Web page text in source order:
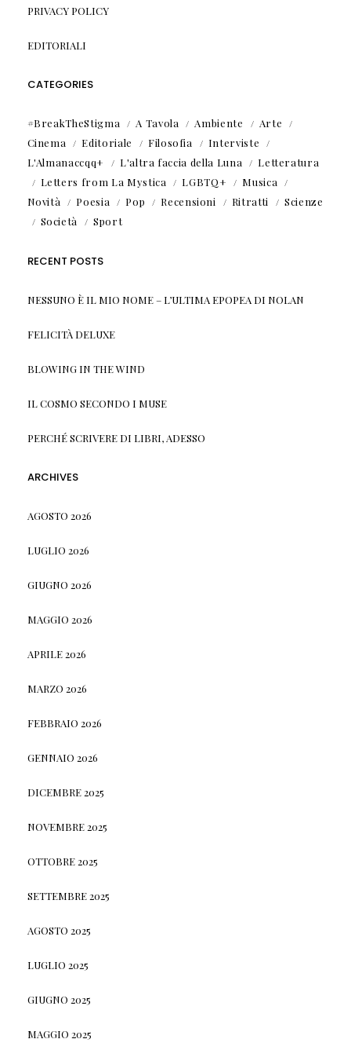
PRIVACY POLICY
EDITORIALI
CATEGORIES
#BreakTheStigma A Tavola Ambiente
Arte
Cinema
Editoriale Filosofia
Interviste
L'Almanaccqq+
L'altra faccia della Luna
Letteratura
Letters from La Mystica
LGBTQ+
Musica
Novità
Poesia Pop Recensioni Ritratti
Scienze
Società
Sport
RECENT POSTS
NESSUNO È IL MIO NOME – L’ULTIMA EPOPEA DI NOLAN
FELICITÀ DELUXE
BLOWING IN THE WIND
IL COSMO SECONDO I MUSE
PERCHÉ SCRIVERE DI LIBRI, ADESSO
ARCHIVES
AGOSTO 2026
LUGLIO 2026
GIUGNO 2026
MAGGIO 2026
APRILE 2026
MARZO 2026
FEBBRAIO 2026
GENNAIO 2026
DICEMBRE 2025
NOVEMBRE 2025
OTTOBRE 2025
SETTEMBRE 2025
AGOSTO 2025
LUGLIO 2025
GIUGNO 2025
MAGGIO 2025